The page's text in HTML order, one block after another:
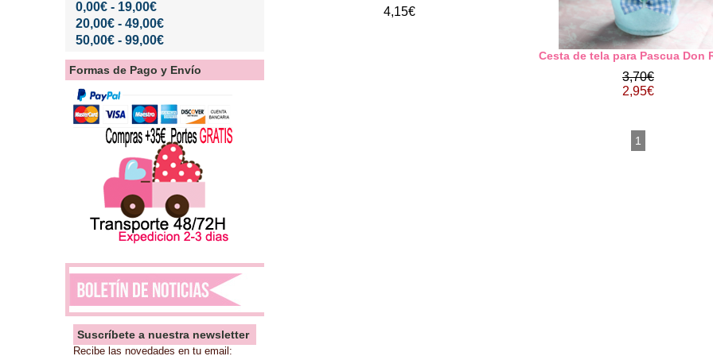
0,00€ - 19,00€
20,00€ - 49,00€
50,00€ - 99,00€
Formas de Pago y Envío
Suscríbete a nuestra newsletter
Recibe las novedades en tu email:
4,15€
Cesta de tela para Pascua Don
3,70€
2,95€
1